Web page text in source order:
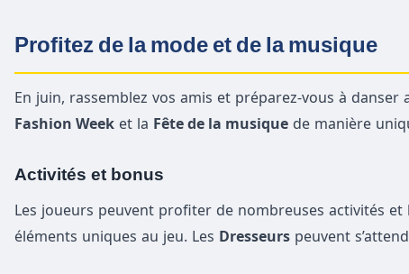
Profitez de la mode et de la musique
En juin, rassemblez vos amis et préparez-vous à danser
Fashion Week et la Fête de la musique de manière
Activités et bonus
Les joueurs peuvent profiter de nombreuses activités et
éléments uniques au jeu. Les Dresseurs peuvent